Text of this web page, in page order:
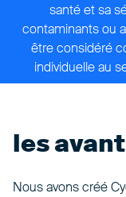
santé et sa
contaminants ou
être considéré
individuelle au
les
Nous avons créé